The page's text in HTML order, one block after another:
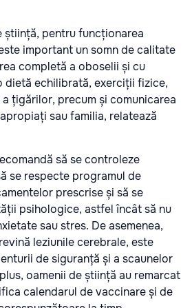
știință, pentru funcționarea
important un somn de calitate
completă a oboselii și cu
dietă echilibrată, exerciții fizice,
țigărilor, precum și comunicarea
sau familia, relatează
să se controleze
se respecte programul de
prescrise și să se
psihologice, astfel încât să nu
sau stres. De asemenea,
leziunile cerebrale, este
de siguranță și a scaunelor
oamenii de știință au remarcat
calendarul de vaccinare și de